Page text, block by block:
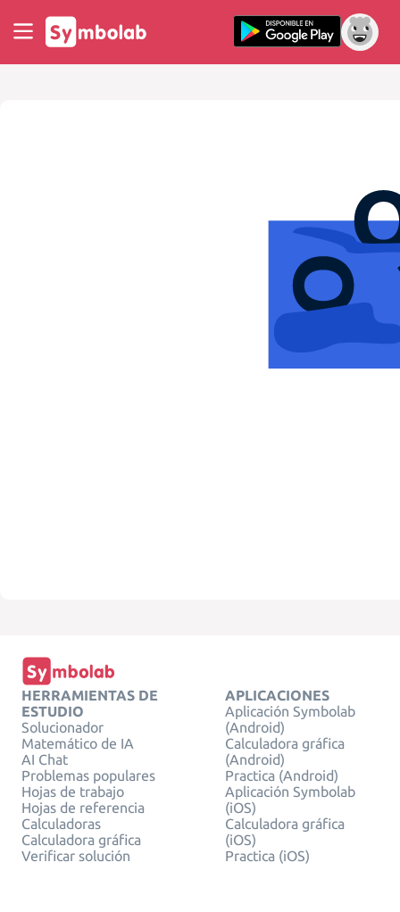
HERRAMIENTAS DE
ESTUDIO
Solucionador
Matemático de IA
AI Chat
Problemas populares
Hojas de trabajo
Hojas de referencia
Calculadoras
Calculadora gráfica
Verificar solución
APLICACIONES
Aplicación Symbolab
(Android)
Calculadora gráfica
(Android)
Practica (Android)
Aplicación Symbolab
(iOS)
Calculadora gráfica
(iOS)
Practica (iOS)